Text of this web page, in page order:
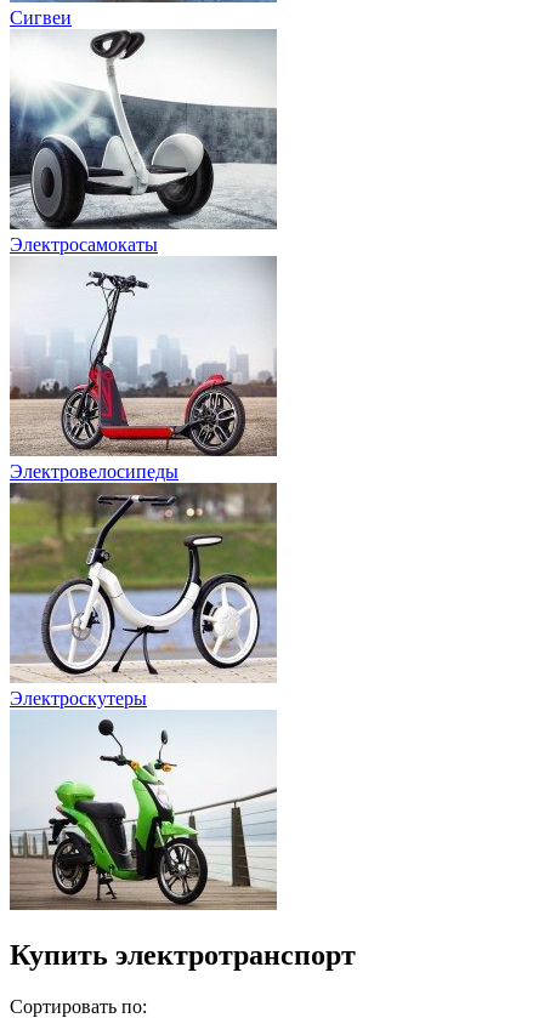
Сигвеи
Электросамокаты
Электровелосипеды
Электроскутеры
Купить электротранспорт
Сортировать по: